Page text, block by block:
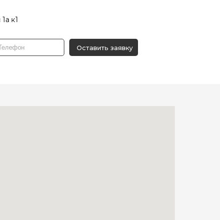
Оставить заявку
к1